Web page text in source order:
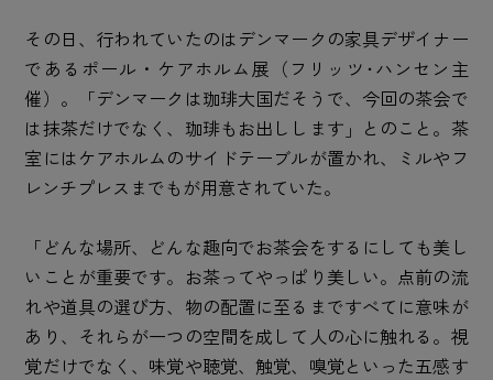
その日、行われていたのはデンマークの家具デザイナー
であるポール・ケアホルム展（フリッツ･ハンセン主
催）。「デンマークは珈琲大国だそうで、今回の茶会で
は抹茶だけでなく、珈琲もお出しします」とのこと。茶
室にはケアホルムのサイドテーブルが置かれ、ミルやフ
レンチプレスまでもが用意されていた。
「どんな場所、どんな趣向でお茶会をするにしても美し
いことが重要です。お茶ってやっぱり美しい。点前の流
れや道具の選び方、物の配置に至るまですべてに意味が
あり、それらが一つの空間を成して人の心に触れる。視
覚だけでなく、味覚や聴覚、触覚、嗅覚といった五感す